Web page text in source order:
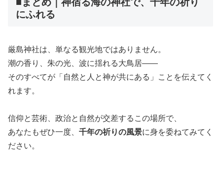
にふれる
厳島神社は、単なる観光地ではありません。
潮の香り、朱の光、波に揺れる大鳥居――
そのすべてが「自然と人と神が共にある」ことを伝えてく
れます。
信仰と芸術、政治と自然が交差するこの場所で、
あなたもぜひ一度、 千年の祈りの風景に身を委ねてみてく
ださい。